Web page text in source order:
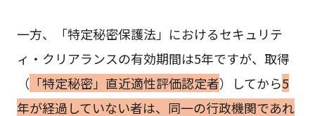
一方、「特定秘密保護法」におけるセキュリテ
ィ・クリアランスの有効期間は5年ですが、取得
（ 「特定秘密」直近適性評価認定者）してから5
年が経過していない者は、同一の行政機関であれ